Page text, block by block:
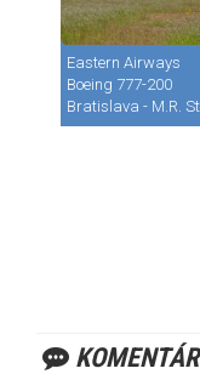
Eastern Airways
Boeing 777-200
Bratislava - M.R.